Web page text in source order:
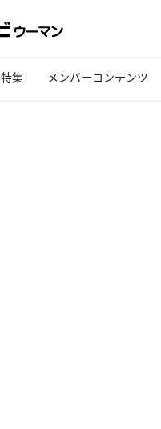
特集 メンバーコンテンツ